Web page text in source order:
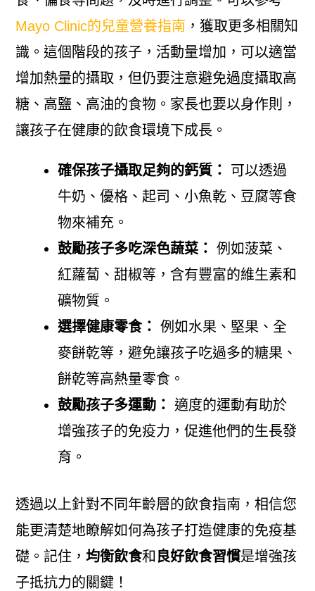
Mayo Clinic的兒童營養指南 ，獲取更多相關知
識。這個階段的孩子，活動量增加，可以適當
增加熱量的攝取，但仍要注意避免過度攝取高
糖、高鹽、高油的食物。家長也要以身作則，
讓孩子在健康的飲食環境下成長。
確保孩子攝取足夠的鈣質：
可以透過
牛奶、優格、起司、小魚乾、豆腐等食
物來補充。
鼓勵孩子多吃深色蔬菜： 例如菠菜、
紅蘿蔔、甜椒等，含有豐富的維生素和
礦物質。
選擇健康零食： 例如水果、堅果、全
麥餅乾等，避免讓孩子吃過多的糖果、
餅乾等高熱量零食。
鼓勵孩子多運動： 適度的運動有助於
增強孩子的免疫力，促進他們的生長發
育。
透過以上針對不同年齡層的飲食指南，相信您
能更清楚地瞭解如何為孩子打造健康的免疫基
礎。記住， 均衡飲食和 良好飲食習慣是增強孩
子抵抗力的關鍵！